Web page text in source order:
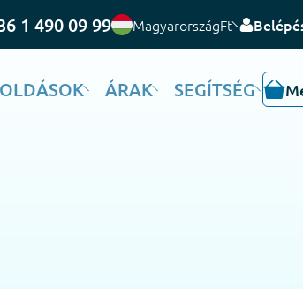
1 490 09 99 MagyarországFt
ÁRAK SEGÍTSÉG